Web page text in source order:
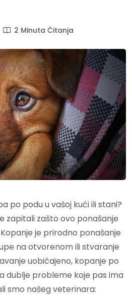
2 Minuta Čitanja
po podu u vašoj kući ili stani?
zapitali zašto ovo ponašanje
je prirodno ponašanje
na otvorenom ili stvaranje
uobičajeno, kopanje po
dublje probleme koje pas ima
smo našeg veterinara: